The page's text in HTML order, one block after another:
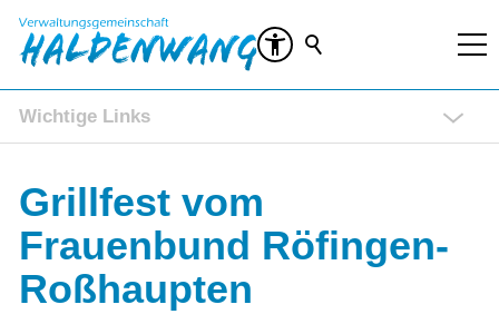
Wichtige Links
Ratsinformationssystem (RIS)
Veranstaltungen
Kontakt
Grillfest vom
Frauenbund Röfingen-
Roßhaupten